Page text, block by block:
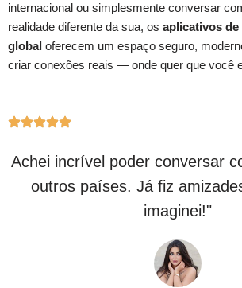
internacional ou simplesmente conversar
realidade diferente da sua, os aplicativos
global oferecem um espaço seguro,
criar conexões reais — onde quer que você
Achei incrível poder conversar
outros países. Já fiz
imaginei!"